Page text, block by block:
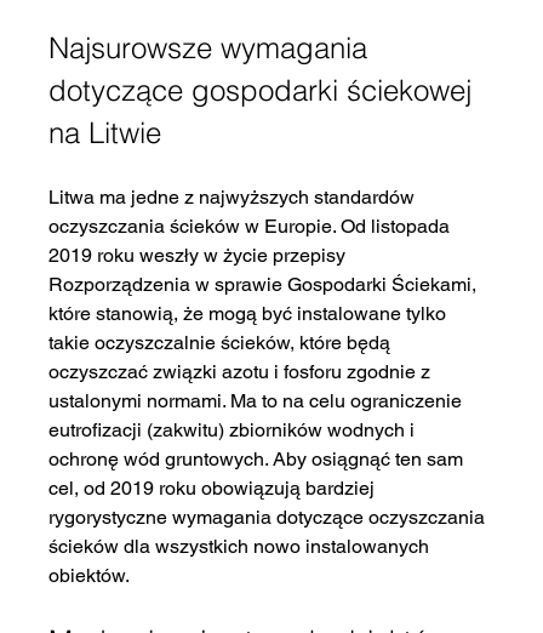
Najsurowsze wymagania
dotyczące gospodarki ściekowej
na Litwie
Litwa ma jedne z najwyższych standardów
oczyszczania ścieków w Europie. Od listopada
2019 roku weszły w życie przepisy
Rozporządzenia w sprawie Gospodarki Ściekami,
które stanowią, że mogą być instalowane tylko
takie oczyszczalnie ścieków, które będą
oczyszczać związki azotu i fosforu zgodnie z
ustalonymi normami. Ma to na celu ograniczenie
eutrofizacji (zakwitu) zbiorników wodnych i
ochronę wód gruntowych. Aby osiągnąć ten sam
cel, od 2019 roku obowiązują bardziej
rygorystyczne wymagania dotyczące oczyszczania
ścieków dla wszystkich nowo instalowanych
obiektów.